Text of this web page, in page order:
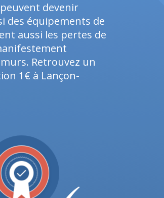
devenir
des équipements de
aussi les pertes de
Retrouvez un
1€ à Lançon-